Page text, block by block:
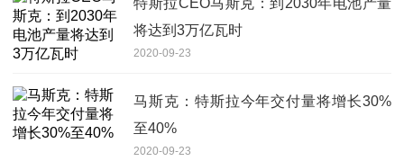
将达到3万亿瓦时
2020-09-23
马斯克：特斯拉今年交付量将增长30%
至40%
2020-09-23